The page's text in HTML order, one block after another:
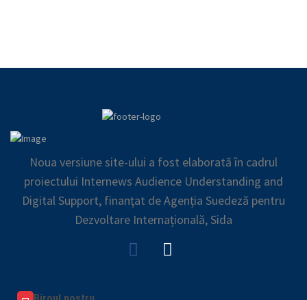
Noua versiune site-ului a fost elaborată în cadrul
proiectului Internews Audience Understanding and
Digital Support, finanţat de Agenția Suedeză pentru
Dezvoltare Internațională, Sida